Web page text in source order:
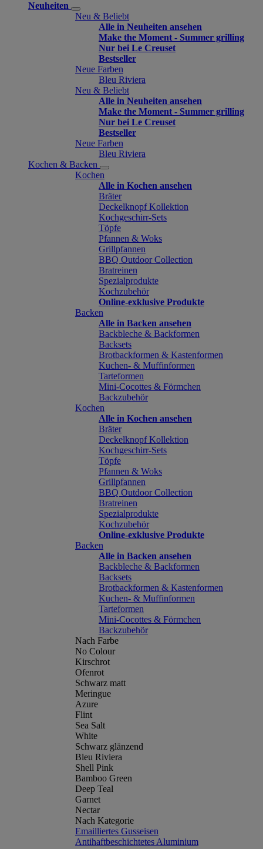
Neuheiten
Neu & Beliebt
Alle in Neuheiten ansehen
Make the Moment - Summer grilling
Nur bei Le Creuset
Bestseller
Neue Farben
Bleu Riviera
Neu & Beliebt
Alle in Neuheiten ansehen
Make the Moment - Summer grilling
Nur bei Le Creuset
Bestseller
Neue Farben
Bleu Riviera
Kochen & Backen
Kochen
Alle in Kochen ansehen
Bräter
Deckelknopf Kollektion
Kochgeschirr-Sets
Töpfe
Pfannen & Woks
Grillpfannen
BBQ Outdoor Collection
Bratreinen
Spezialprodukte
Kochzubehör
Online-exklusive Produkte
Backen
Alle in Backen ansehen
Backbleche & Backformen
Backsets
Brotbackformen & Kastenformen
Kuchen- & Muffinformen
Tarteformen
Mini-Cocottes & Förmchen
Backzubehör
Kochen
Alle in Kochen ansehen
Bräter
Deckelknopf Kollektion
Kochgeschirr-Sets
Töpfe
Pfannen & Woks
Grillpfannen
BBQ Outdoor Collection
Bratreinen
Spezialprodukte
Kochzubehör
Online-exklusive Produkte
Backen
Alle in Backen ansehen
Backbleche & Backformen
Backsets
Brotbackformen & Kastenformen
Kuchen- & Muffinformen
Tarteformen
Mini-Cocottes & Förmchen
Backzubehör
Nach Farbe
No Colour
Kirschrot
Ofenrot
Schwarz matt
Meringue
Azure
Flint
Sea Salt
White
Schwarz glänzend
Bleu Riviera
Shell Pink
Bamboo Green
Deep Teal
Garnet
Nectar
Nach Kategorie
Emailliertes Gusseisen
Antihaftbeschichtetes Aluminium